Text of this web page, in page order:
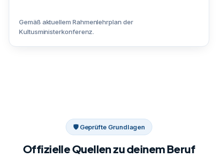
Gemäß aktuellem Rahmenlehrplan der
Kultusministerkonferenz.
🛡 Geprüfte Grundlagen
Offizielle Quellen zu deinem Beruf